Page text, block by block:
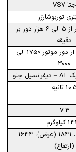
جتاVS7
توربوشارژر
148 اسب بخار از 5 الی 6 هزار دور بر
دقیقه
250 نیوتن‌متر از دور موتور 1750 الی
3000
AT – دیفرانسیل جلو
10.5 ثانیه
7.3
4624 (طول)، 1841 (عرض)، 1644
(ارتفاع)